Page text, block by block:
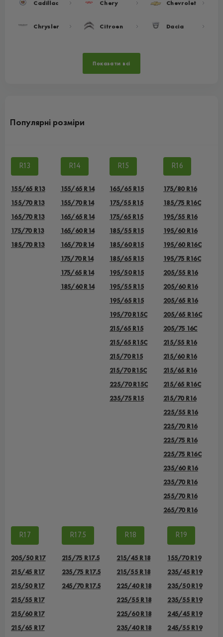
Cadillac Chery Chevrolet
Chrysler Citroen Dacia
Показати всі
Популярні розміри
R13
155/65 R13
155/70 R13
165/70 R13
175/70 R13
185/70 R13
R14
155/65 R14
155/70 R14
165/65 R14
165/60 R14
165/70 R14
175/70 R14
175/65 R14
185/60 R14
R15
165/65 R15
175/55 R15
175/65 R15
185/55 R15
185/60 R15
185/65 R15
195/50 R15
195/55 R15
195/65 R15
195/70 R15C
215/65 R15
215/65 R15C
215/70 R15
215/70 R15C
225/70 R15C
235/75 R15
R16
175/80 R16
185/75 R16C
195/55 R16
195/60 R16
195/60 R16C
195/75 R16C
205/55 R16
205/60 R16
205/65 R16
205/65 R16C
205/75 16C
215/55 R16
215/60 R16
215/65 R16
215/65 R16C
215/70 R16
225/55 R16
225/70 R16
225/75 R16
225/75 R16С
235/60 R16
235/70 R16
255/70 R16
265/70 R16
R17
205/50 R17
215/45 R17
215/50 R17
215/55 R17
215/60 R17
215/65 R17
R17.5
215/75 R17.5
235/75 R17.5
245/70 R17.5
R18
215/45 R18
215/55 R18
225/40 R18
225/55 R18
225/60 R18
235/40 R18
R19
155/70 R19
235/45 R19
235/50 R19
235/55 R19
245/45 R19
245/55 R19